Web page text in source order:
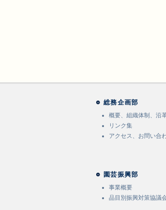
総務企画部
概要、組織体制、沿
リンク集
アクセス、お問い合
園芸振興部
事業概要
品目別振興対策協議